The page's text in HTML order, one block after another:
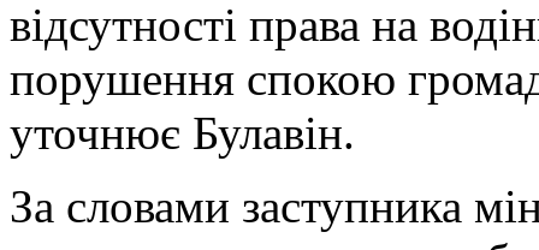
відсутності права на
порушення спокою
уточнює Булавін.
За словами заступника